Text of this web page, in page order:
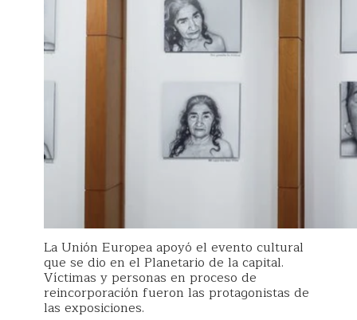
La Unión Europea apoyó el evento cultural
que se dio en el Planetario de la capital.
Víctimas y personas en proceso de
reincorporación fueron las protagonistas de
las exposiciones.